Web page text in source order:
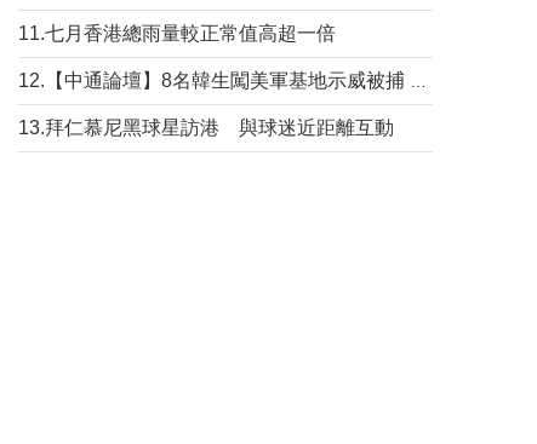
11.七月香港總雨量較正常值高超一倍
13.拜仁慕尼黑球星訪港 與球迷近距離互動